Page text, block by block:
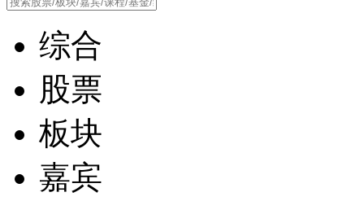
综合
股票
板块
嘉宾